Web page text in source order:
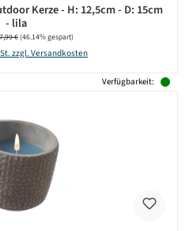
Kerze - H: 12,5cm - D: 15cm
- lila
Preis:
€(46.14% gespart)
zzgl. Versandkosten
Verfügbarkeit: